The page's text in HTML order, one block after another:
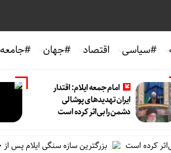
#سیاسی اقتصاد #جهان #جامعه
امام جمعه ایلام: اقتدار
ایران تهدیدهای پوشالی
دشمن را بی‌اثر کرده است
است بزرگترین سازه سنگی ایلام پس از ۲۰ سال انتظار در هلیلان افتتاح می‌شود